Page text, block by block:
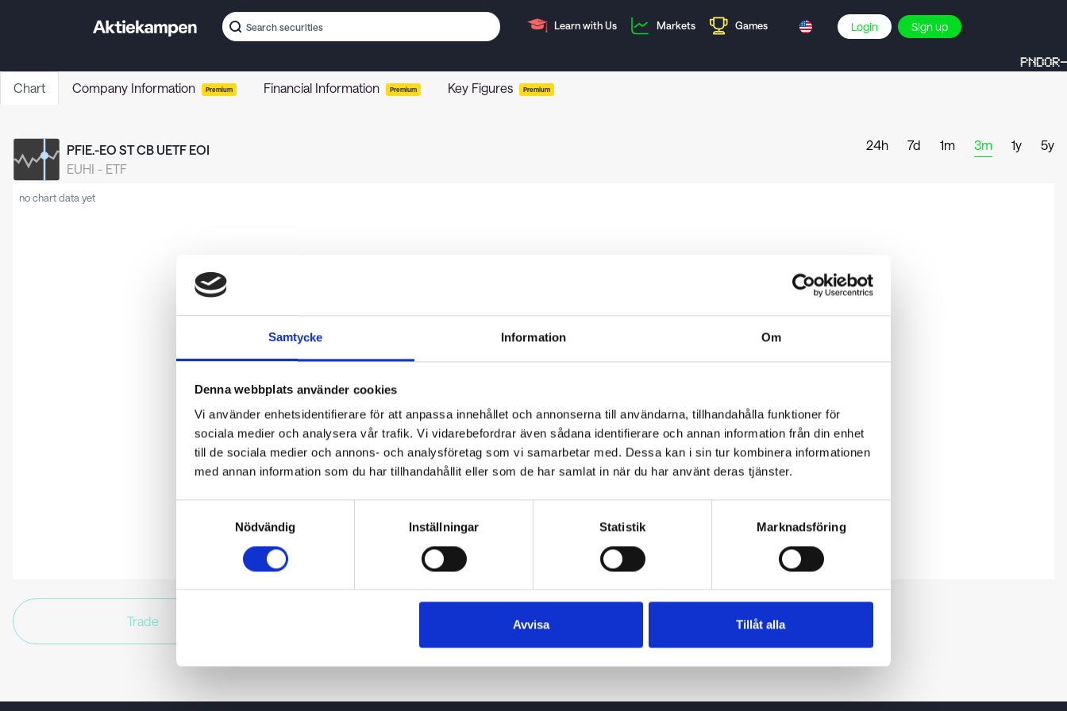
Samtycke Information Om
Denna webbplats använder cookies
Vi använder enhetsidentifierare för att anpassa innehållet och annonserna till användarna, tillhandahålla funktioner för
sociala medier och analysera vår trafik. Vi vidarebefordrar även sådana identifierare och annan information från din enhet
till de sociala medier och annons- och analysföretag som vi samarbetar med. Dessa kan i sin tur kombinera informationen
med annan information som du har tillhandahållit eller som de har samlat in när du har använt deras tjänster.
Nödvändig
Inställningar Statistik Marknadsföring
Avvisa Tillåt alla
Learn with Us Markets Games Login Sign up
PNDOR-
Chart Company Information Premium Financial Information Premium Key Figures Premium
PFIE.-EO ST CB UETF EOI
EUHI - ETF
24h 7d 1m 3m 1y 5y
no chart data yet
Trade